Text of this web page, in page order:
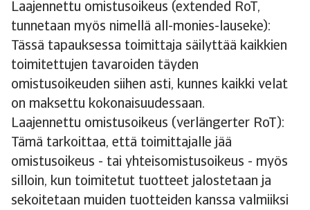
Laajennettu omistusoikeus (extended RoT,
tunnetaan myös nimellä all-monies-lauseke):
Tässä tapauksessa toimittaja säilyttää kaikkien
toimitettujen tavaroiden täyden
omistusoikeuden siihen asti, kunnes kaikki velat
on maksettu kokonaisuudessaan.
Laajennettu omistusoikeus (verlängerter RoT):
Tämä tarkoittaa, että toimittajalle jää
omistusoikeus - tai yhteisomistusoikeus - myös
silloin, kun toimitetut tuotteet jalostetaan ja
sekoitetaan muiden tuotteiden kanssa valmiiksi